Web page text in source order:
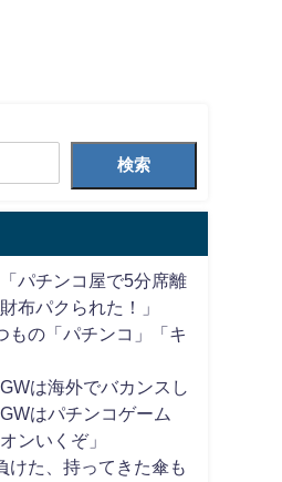
検索
パチンコ屋で5分席離
布パクられた！」
もの「パチンコ」「キ
は海外でバカンスし
はパチンコゲーム
ンいくぞ」
けた、持ってきた傘も